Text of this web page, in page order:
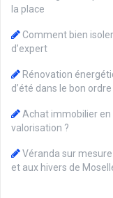
la place
Comment bien
d’expert
Rénovation
d’été dans le bon ordre
Achat immobilier
valorisation ?
Véranda sur
et aux hivers de